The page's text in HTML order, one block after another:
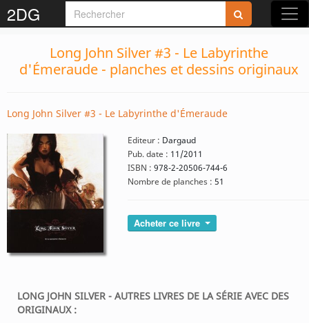
2DG
Long John Silver #3 - Le Labyrinthe
d'Émeraude - planches et dessins originaux
Long John Silver #3 - Le Labyrinthe d'Émeraude
Editeur : Dargaud
Pub. date : 11/2011
ISBN : 978-2-20506-744-6
Nombre de planches : 51
Acheter ce livre
LONG JOHN SILVER - AUTRES LIVRES DE LA SÉRIE AVEC DES
ORIGINAUX :